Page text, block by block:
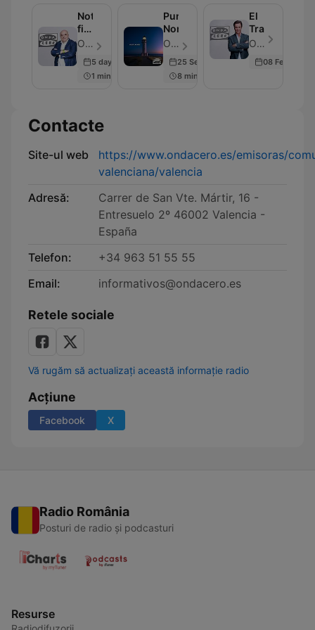
Noticias
fin
de
semana
OndaCero - Episod 297
5 days ago
1 min
Punta
Norte
OndaCero - Episod 300
25 Sep 2025
8 min
El
Transistor
OndaCero - Episod 300
08 Feb 2024
Contacte
Site-ul web
https://www.ondacero.es/emisoras/
valenciana/valencia
Adresă:
Carrer de San Vte. Mártir, 16 -
Entresuelo 2º 46002 Valencia -
España
Telefon:
+34 963 51 55 55
Email:
informativos@ondacero.es
Retele sociale
Vă rugăm să actualizați această informație radio
Acțiune
Facebook X
Radio România
Posturi de radio și podcasturi
Resurse